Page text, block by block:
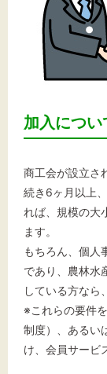
加入につい
商工会が設立さ
続き6ヶ月以上
れば、規模の大
ます。
もちろん、個人
であり、農林水
している方なら
※これらの要件
制度）、あるい
け、会員サービ